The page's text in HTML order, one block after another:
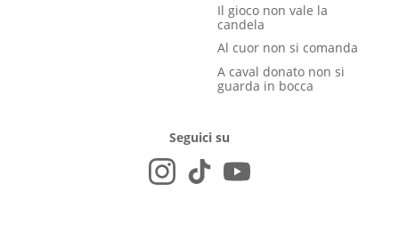
Il gioco non vale la
candela
Al cuor non si comanda
A caval donato non si
guarda in bocca
Seguici su